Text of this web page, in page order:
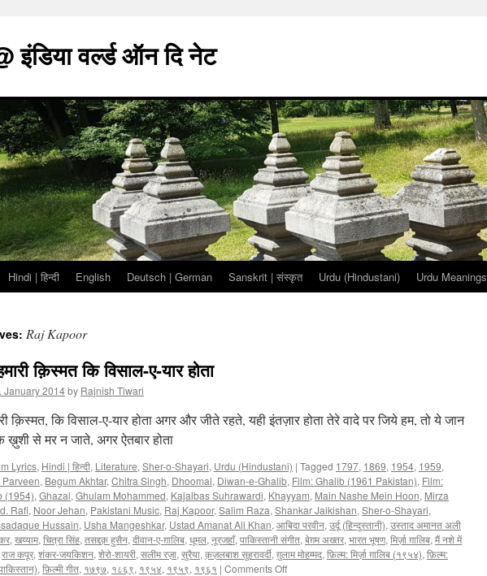
इंडिया वर्ल्ड ऑन दि नेट
Hindi | हिन्दी English Deutsch | German Sanskrit | संस्कृत Urdu (Hindustani) Urdu Meanings
Raj Kapoor
क़िस्मत कि विसाल-ए-यार होता
January 2014by Rajnish Tiwari
क़िस्मत, कि विसाल-ए-यार होता अगर और जीते रहते, यही इंतज़ार होता तेरे वादे पर जिये हम, तो ये जान
ख़ुशी से मर न जाते, अगर ऐतबार होता
Lyrics, Hindi | हिन्दी, Literature, Sher-o-Shayari, Urdu (Hindustani) | Tagged 1797, 1869, 1954, 1959,
, Begum Akhtar, Chitra Singh, Dhoomal, Diwan-e-Ghalib, Film: Ghalib (1961 Pakistan), Film:
(1954), Ghazal, Ghulam Mohammed, Kajalbas Suhrawardi, Khayyam, Main Nashe Mein Hoon, Mirza
Rafi, Noor Jehan, Pakistani Music, Raj Kapoor, Salim Raza, Shankar Jaikishan, Sher-o-Shayari,
Hussain, Usha Mangeshkar, Ustad Amanat Ali Khan, आबिदा परवीन, उर्दू (हिन्दुस्तानी), उस्ताद अमानत अली
, खय्याम, चित्रा सिंह, तसद्दक़ हुसैन, दीवान-ए-ग़ालिब, धूमल, नूरजहाँ, पाकिस्तानी संगीत, बेग़म अख्तर, भारत भूषण, मिर्ज़ा ग़ालिब, मैं नशे में
राज कपूर, शंकर-जयकिशन, शेरो-शायरी, सलीम रज़ा, सुरैया, क़ज़लबाश सुहरावर्दी, ग़ुलाम मोहम्मद, फ़िल्म: मिर्ज़ा ग़ालिब (१९५४), फ़िल्म:
, फ़िल्मी गीत, १७९७, १८६९, १९५४, १९५९, १९६१ | Comments Off